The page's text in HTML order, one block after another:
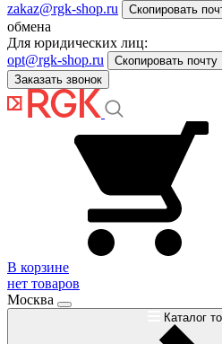
zakaz@rgk-shop.ru
Скопировать
обмена
Для юридических лиц:
opt@rgk-shop.ru
Скопировать почту
Заказать звонок
В корзине
нет товаров
Москва
Каталог